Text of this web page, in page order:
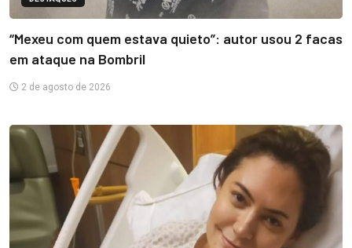
“Mexeu com quem estava quieto”: autor usou 2 facas
em ataque na Bombril
2 de agosto de 2026